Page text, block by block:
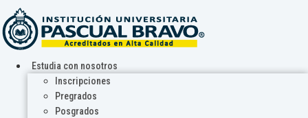
Estudia con nosotros
Inscripciones
Pregrados
Posgrados